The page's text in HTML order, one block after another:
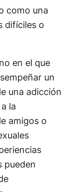
como una
difíciles o
en el que
un
una adicción
la
amigos o
pueden